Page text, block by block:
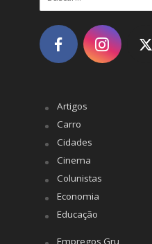
Artigos
Carro
Cidades
Cinema
Colunistas
Economia
Educação
Empregos Gru